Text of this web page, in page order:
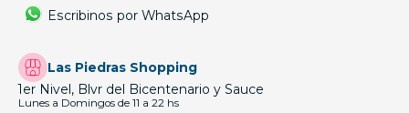
Escribinos por WhatsApp
Las Piedras Shopping
1er Nivel, Blvr del Bicentenario y Sauce
Lunes a Domingos de 11 a 22 hs